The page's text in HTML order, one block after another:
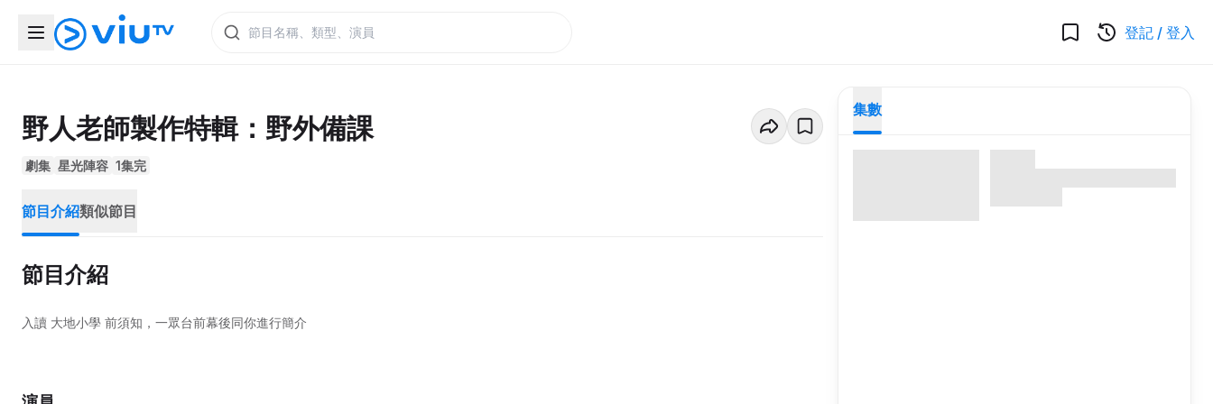
登記 / 登入
野人老師製作特輯：野外備課
劇集 星光陣容 1集完
節目介紹類似節目
節目介紹
入讀 大地小學 前須知，一眾台前幕後同你進行簡介
集數